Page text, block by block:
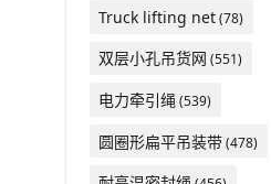
Truck lifting net(78)
双层小孔吊货网 (551)
电力牵引绳(539)
圆圈形扁平吊装带(478)